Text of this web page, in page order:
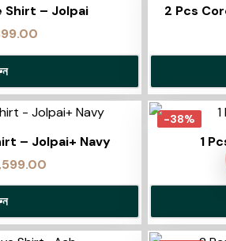
Shirt – Jolpai
2 Pcs
– Jolpai+ Navy
-38%
1